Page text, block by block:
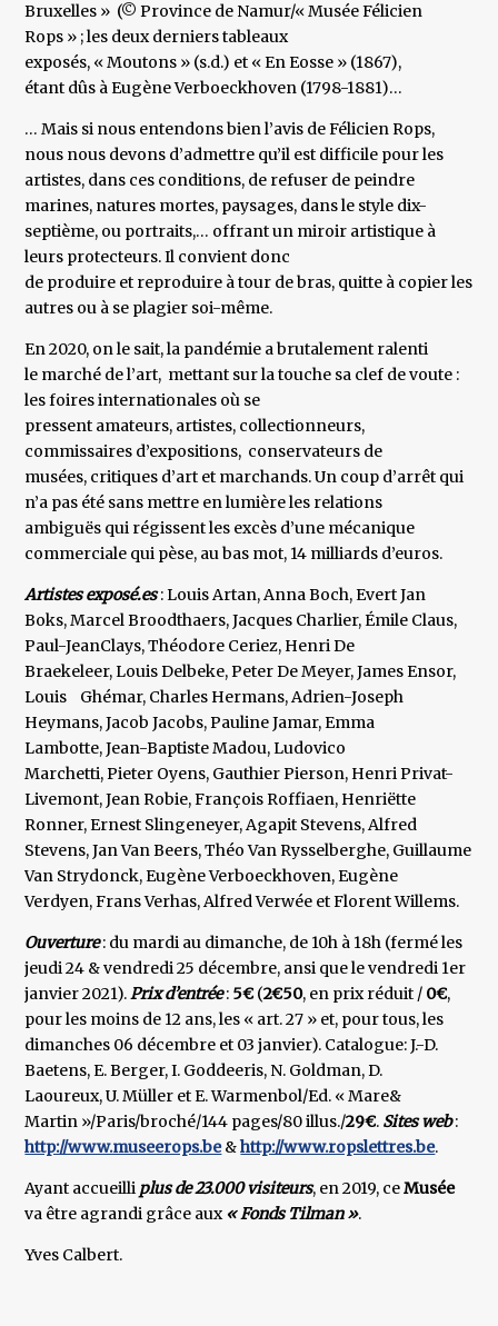
Bruxelles » (© Province de Namur/« Musée Félicien
Rops » ; les deux derniers tableaux
exposés, « Moutons » (s.d.) et « En Eosse » (1867),
étant dûs à Eugène Verboeckhoven (1798-1881)…
… Mais si nous entendons bien l’avis de Félicien Rops,
nous nous devons d’admettre qu’il est difficile pour les
artistes, dans ces conditions, de refuser de peindre
marines, natures mortes, paysages, dans le style dix-
septième, ou portraits,… offrant un miroir artistique à
leurs protecteurs. Il convient donc
de produire et reproduire à tour de bras, quitte à copier les
autres ou à se plagier soi-même.
En 2020, on le sait, la pandémie a brutalement ralenti
le marché de l’art, mettant sur la touche sa clef de voute :
les foires internationales où se
pressent amateurs, artistes, collectionneurs,
commissaires d’expositions, conservateurs de
musées, critiques d’art et marchands. Un coup d’arrêt qui
n’a pas été sans mettre en lumière les relations
ambiguës qui régissent les excès d’une mécanique
commerciale qui pèse, au bas mot, 14 milliards d’euros.
Artistes exposé.es: Louis Artan, Anna Boch, Evert Jan
Boks, Marcel Broodthaers, Jacques Charlier, Émile Claus,
Paul-JeanClays, Théodore Ceriez, Henri De
Braekeleer, Louis Delbeke, Peter De Meyer, James Ensor,
Louis Ghé­mar, Charles Hermans, Adrien-Joseph
Heymans, Jacob Jacobs, Pauline Jamar, Emma
Lambotte, Jean-Baptiste Madou, Ludovico
Marchetti, Pieter Oyens, Gauthier Pierson, Henri Privat-
Livemont, Jean Robie, Fran­çois Roffiaen, Henriëtte
Ronner, Ernest Slingeneyer, Agapit Stevens, Alfred
Stevens, Jan Van Beers, Théo Van Rysselberghe, Guillaume
Van Strydonck, Eugène Verboeckhoven, Eugène
Verdyen, Frans Verhas, Alfred Verwée et Florent Willems.
Ouverture: du mardi au dimanche, de 10h à 18h (fermé les
jeudi 24 & vendredi 25 décembre, ansi que le vendredi 1er
janvier 2021).Prix d’entrée: 5€ (2€50, en prix réduit / 0€,
pour les moins de 12 ans, les « art. 27 » et, pour tous, les
dimanches 06 décembre et 03 janvier). Catalogue: J.-D.
Baetens, E. Berger, I. Goddeeris, N. Goldman, D.
Laoureux, U. Müller et E. Warmenbol/Ed. « Mare&
Martin »/Paris/broché/144 pages/80 illus./29€. Sites web:
http://www.museerops.be&http://www.ropslettres.be.
Ayant accueilli plus de 23.000 visiteurs, en 2019, ceMusée
va être agrandi grâce aux « Fonds Tilman ».
Yves Calbert.